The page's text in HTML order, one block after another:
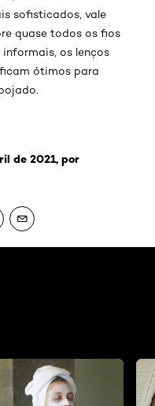
sofisticados, vale
quase todos os fios
os lenços
ótimos para
de 2021, por